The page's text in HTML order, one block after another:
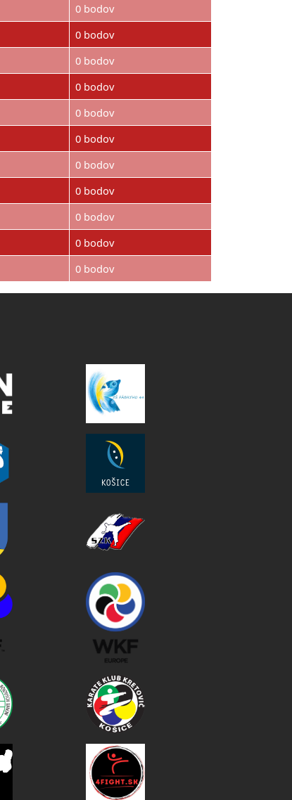
0 bodov
0 bodov
0 bodov
0 bodov
0 bodov
0 bodov
0 bodov
0 bodov
0 bodov
0 bodov
0 bodov